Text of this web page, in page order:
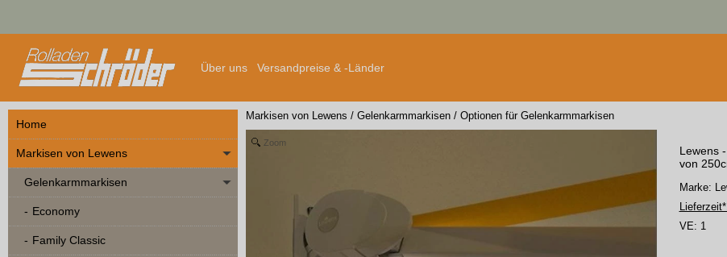
Über uns Versandpreise & -Länder
Home
Markisen von Lewens
Gelenkarmmarkisen
Economy
Family Classic
Markisen von Lewens / Gelenkarmmarkisen / Optionen für Gelenkarmmarkisen
Zoom
Lewens
von
Marke:
VE: 1